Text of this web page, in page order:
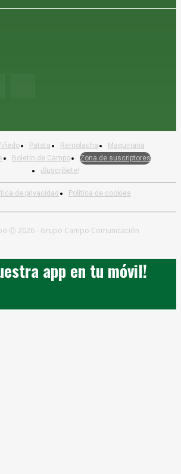
de privacidad Política de cookies
Patata Remolacha
Maquinaria
Boletín de Campo
Zona de suscriptores
¡Suscríbete!
Ⓒ 2026 - Grupo Campo Comunicación
app en tu móvil!